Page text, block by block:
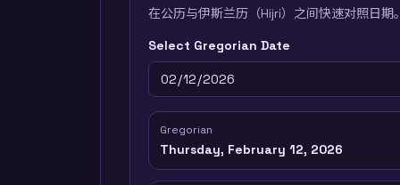
在公历与伊斯兰历（Hijri）之间快速对照日期
Select Gregorian Date
Gregorian
Thursday, February 12, 2026